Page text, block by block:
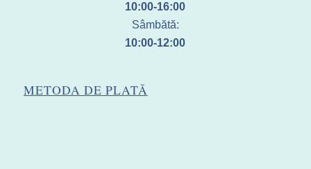
10:00-16:00
Sâmbătă:
10:00-12:00
METODA DE PLATĂ